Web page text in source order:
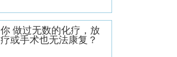
你 做过无数的化疗，放
疗或手术也无法康复？